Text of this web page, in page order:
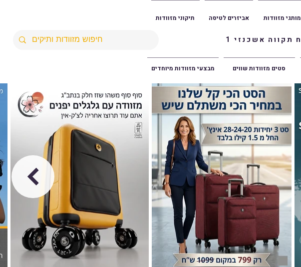
תיקוני מזוודות אביזרים לטיסה מותגי מזוודות
מבצעי מזוודות מיוחדים סטים מזוודות שווים